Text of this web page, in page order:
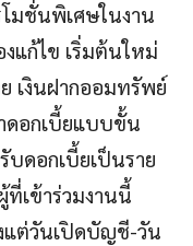
โมชั่นพิเศษในงาน
แก้ไข เริ่มต้นใหม่
เงินฝากออมทรัพย์
ดอกเบี้ยแบบขั้น
ดอกเบี้ยเป็นราย
เข้าร่วมงานนี้
แต่วันเปิดบัญชี-วัน